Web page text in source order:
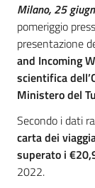
Milano, 25
pomeriggio
presentazione
and Incoming
scientifica dell
Ministero del
Secondo i dati
carta dei
superato i
2022.